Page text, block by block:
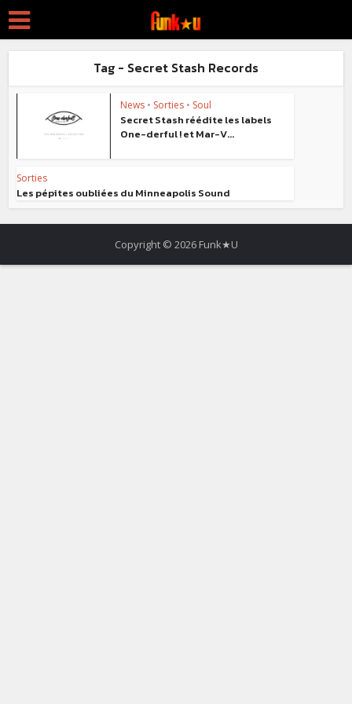
Tag - Secret Stash Records
News • Sorties • Soul
Secret Stash réédite les labels
One-derful ! et Mar-V...
Sorties
Les pépites oubliées du Minneapolis Sound
Copyright © 2026 Funk★U